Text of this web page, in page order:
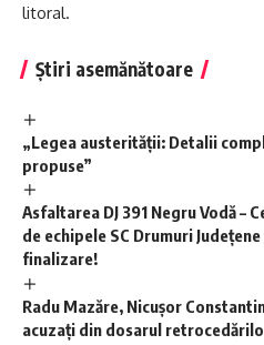
litoral.
Știri asemănătoare
„Legea austerității: Detalii
propuse”
Asfaltarea DJ 391 Negru Vodă –
de echipele SC Drumuri
finalizare!
Radu Mazăre, Nicușor
acuzați din dosarul